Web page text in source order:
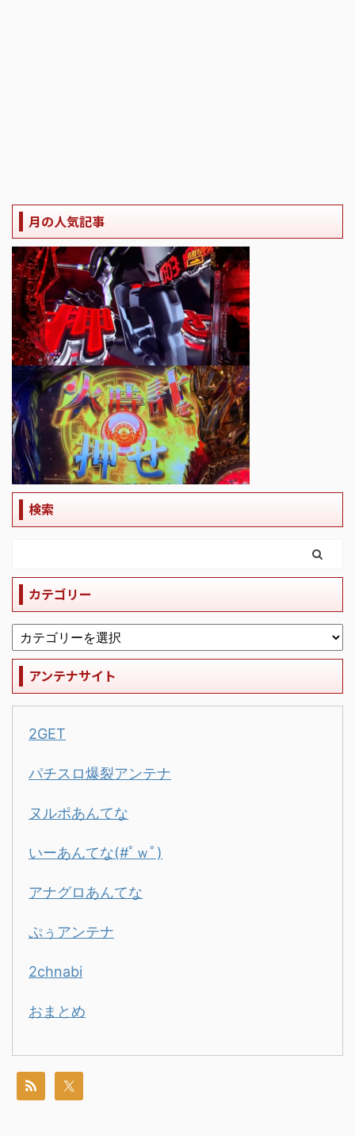
月の人気記事
検索
カテゴリー
アンテナサイト
2GET
パチスロ爆裂アンテナ
ヌルポあんてな
いーあんてな(#ﾟｗﾟ)
アナグロあんてな
ぷぅアンテナ
2chnabi
おまとめ